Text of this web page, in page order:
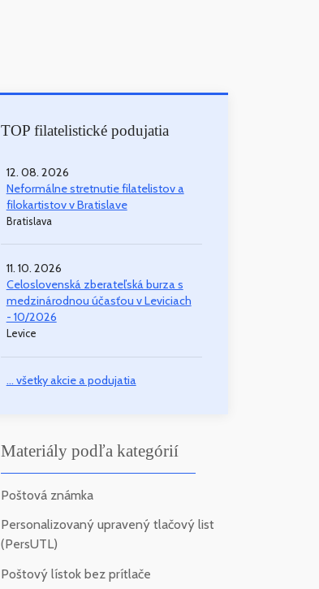
TOP filatelistické podujatia
12. 08. 2026
Neformálne stretnutie filatelistov a
filokartistov v Bratislave
Bratislava
11. 10. 2026
Celoslovenská zberateľská burza s
medzinárodnou účasťou v Leviciach
- 10/2026
Levice
... všetky akcie a podujatia
Materiály podľa kategórií
Poštová známka
Personalizovaný upravený tlačový list
(PersUTL)
Poštový lístok bez prítlače